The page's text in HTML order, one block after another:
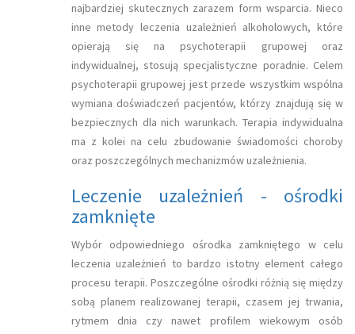
najbardziej skutecznych zarazem form wsparcia. Nieco
inne metody leczenia uzależnień alkoholowych, które
opierają się na psychoterapii grupowej oraz
indywidualnej, stosują specjalistyczne poradnie. Celem
psychoterapii grupowej jest przede wszystkim wspólna
wymiana doświadczeń pacjentów, którzy znajdują się w
bezpiecznych dla nich warunkach. Terapia indywidualna
ma z kolei na celu zbudowanie świadomości choroby
oraz poszczególnych mechanizmów uzależnienia.
Leczenie uzależnień - ośrodki
zamknięte
Wybór odpowiedniego ośrodka zamkniętego w celu
leczenia uzależnień to bardzo istotny element całego
procesu terapii. Poszczególne ośrodki różnią się między
sobą planem realizowanej terapii, czasem jej trwania,
rytmem dnia czy nawet profilem wiekowym osób